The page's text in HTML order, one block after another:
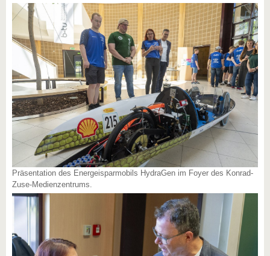
Präsentation des Energeisparmobils HydraGen im Foyer des Konrad-
Zuse-Medienzentrums.